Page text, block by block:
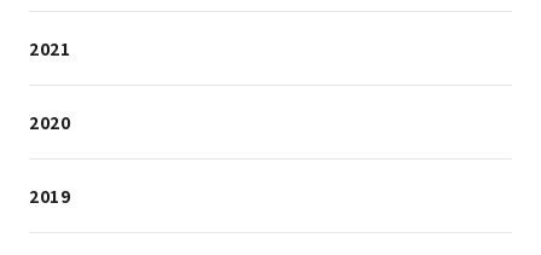
2021
2020
2019